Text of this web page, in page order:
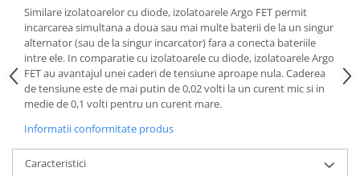
Componente Fotovoltaice
Incarcatoare solare
Incarcatoare solare MPPT
Incarcatoare solare PWM
Interfete si cabluri
Cabluri panouri fotovoltaice
fotovoltaice
Similare izolatoarelor cu diode, izolatoarele Argo FET permit
incarcarea simultana a doua sau mai multe baterii de la un singur
alternator (sau de la singur incarcator) fara a conecta bateriile
intre ele. In comparatie cu izolatoarele cu diode, izolatoarele Argo
FET au avantajul unei caderi de tensiune aproape nula. Caderea
de tensiune este de mai putin de 0,02 volti la un curent mic si in
medie de 0,1 volti pentru un curent mare.
Informatii conformitate produs
Caracteristici